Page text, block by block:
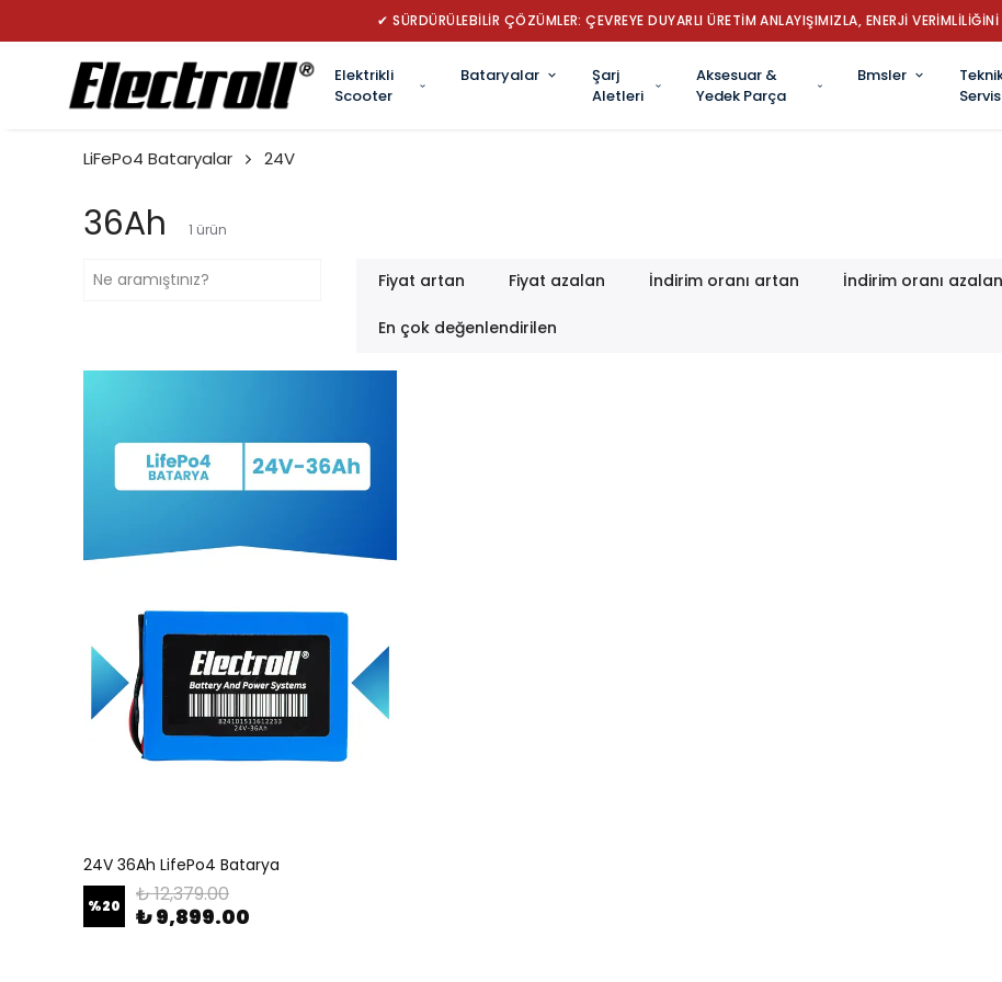
✔ SÜRDÜRÜLEBİLİR ÇÖZÜMLER: ÇEVREYE DUYARLI ÜRETİM ANLAYIŞIMIZLA, ENERJİ
Elektrikli
Scooter
Bataryalar
Şarj
Aletleri
Aksesuar &
Yedek Parça
Bmsler
Servis
LiFePo4 Bataryalar 24V
36Ah 1 ürün
Fiyat artan Fiyat azalan İndirim oranı artan İndirim oranı azalan
En çok değenlendirilen
24V 36Ah LifePo4 Batarya
%20 ₺ 12,379.00
₺ 9,899.00